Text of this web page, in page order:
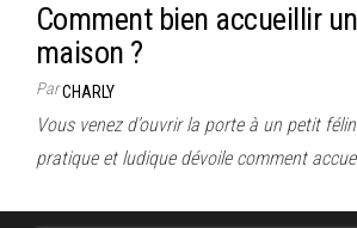
Comment bien accueillir
maison ?
ParCHARLY
Vous venez d’ouvrir la porte à un petit
pratique et ludique dévoile comment